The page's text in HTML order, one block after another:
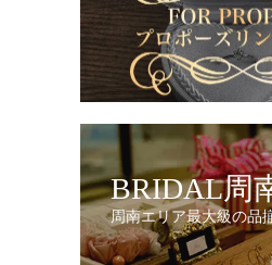
BRIDAL周
周南エリア最大級の品